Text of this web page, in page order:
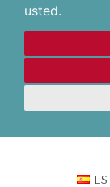
usted.
ES